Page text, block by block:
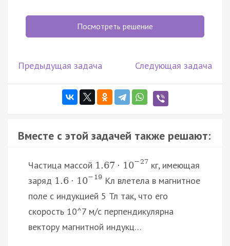
Посмотреть решение
Предыдущая задача Следующая задача
Вместе с этой задачей также решают:
Частица массой 1.67 · 10− 27 кг, имеющая
заряд 1.6 · 10− 19Кл влетела в магнитное
поле с индукцией 5 Тл так, что его
скорость 10^7 м/с перпендикулярна
вектору магнитной индукц…